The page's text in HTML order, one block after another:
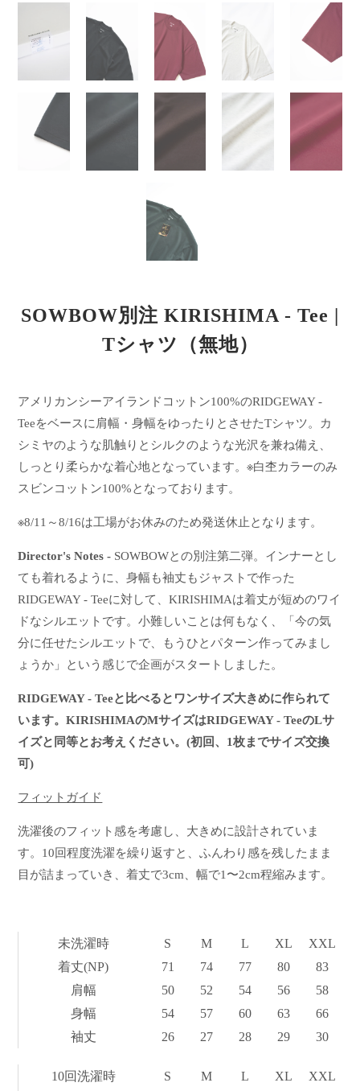
SOWBOW別注 KIRISHIMA - Tee |
Tシャツ（無地）
アメリカンシーアイランドコットン100%のRIDGEWAY -
Teeをベースに肩幅・身幅をゆったりとさせたTシャツ。カ
シミヤのような肌触りとシルクのような光沢を兼ね備え、
しっとり柔らかな着心地となっています。※白杢カラーのみ
スビンコットン100%となっております。
※8/11～8/16は工場がお休みのため発送休止となります。
Director's Notes - SOWBOWとの別注第二弾。インナーとし
ても着れるように、身幅も袖丈もジャストで作った
RIDGEWAY - Teeに対して、KIRISHIMAは着丈が短めのワイ
ドなシルエットです。小難しいことは何もなく、「今の気
分に任せたシルエットで、もうひとパターン作ってみまし
ょうか」という感じで企画がスタートしました。
RIDGEWAY - Teeと比べるとワンサイズ大きめに作られて
います。KIRISHIMAのMサイズはRIDGEWAY - TeeのLサ
イズと同等とお考えください。(初回、1枚までサイズ交換
可)
フィットガイド
洗濯後のフィット感を考慮し、大きめに設計されていま
す。10回程度洗濯を繰り返すと、ふんわり感を残したまま
目が詰まっていき、着丈で3cm、幅で1〜2cm程縮みます。
未洗濯時 S M L XL
XXL
着丈(NP)
71 74 77 80
83
肩幅
50 52 54 56
58
身幅
54 57 60 63
66
袖丈
26 27 28 29 30
10回洗濯時 S M L XL
XXL